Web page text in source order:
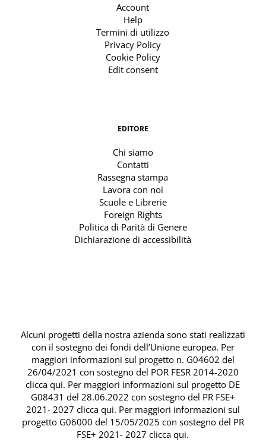
Account
Help
Termini di utilizzo
Privacy Policy
Cookie Policy
Edit consent
EDITORE
Chi siamo
Contatti
Rassegna stampa
Lavora con noi
Scuole e Librerie
Foreign Rights
Politica di Parità di Genere
Dichiarazione di accessibilità
Alcuni progetti della nostra azienda sono stati realizzati
con il sostegno dei fondi dell’Unione europea. Per
maggiori informazioni sul progetto n. G04602 del
26/04/2021 con sostegno del POR FESR 2014-2020
clicca qui. Per maggiori informazioni sul progetto DE
G08431 del 28.06.2022 con sostegno del PR FSE+
2021- 2027 clicca qui. Per maggiori informazioni sul
progetto G06000 del 15/05/2025 con sostegno del PR
FSE+ 2021- 2027 clicca qui.